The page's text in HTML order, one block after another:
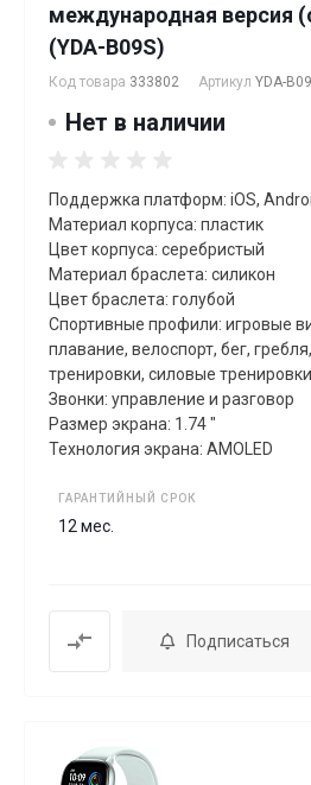
международная версия
(YDA-B09S)
Код товара 333802 Артикул YDA-
Нет в наличии
Поддержка платформ: iOS,
Материал корпуса: пластик
Цвет корпуса: серебристый
Материал браслета: силикон
Цвет браслета: голубой
Спортивные профили: игровые
плавание, велоспорт, бег,
тренировки, силовые тренировки
Звонки: управление и разговор
Размер экрана: 1.74 "
Технология экрана: AMOLED
ГАРАНТИЙНЫЙ СРОК
12 мес.
Подписаться